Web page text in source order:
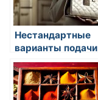
Нестандартные
варианты подачи
рыбы